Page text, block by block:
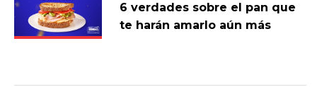
6 verdades sobre el pan que
te harán amarlo aún más